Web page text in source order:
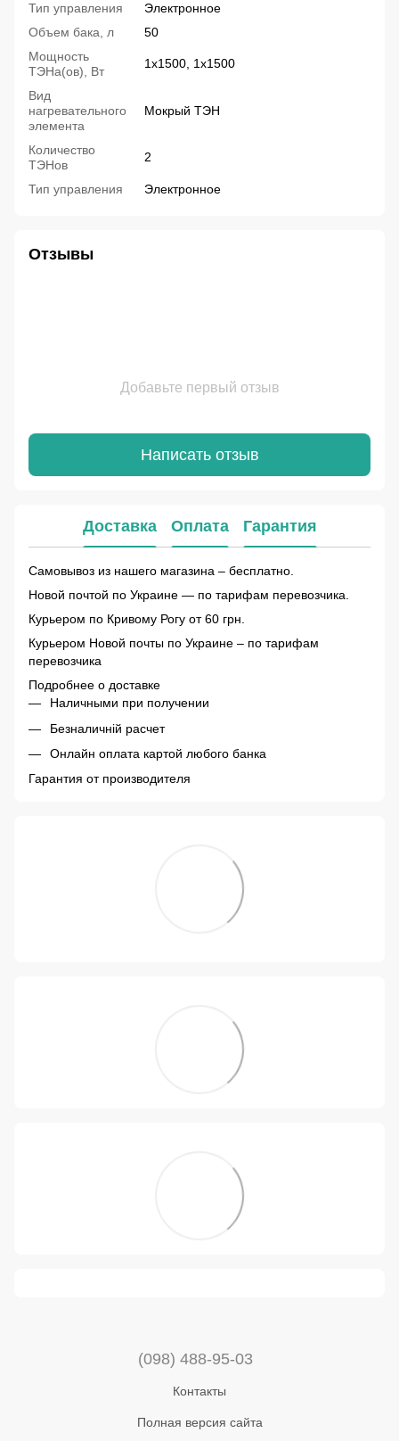
Тип управления
Электронное
Объем бака, л
50
Мощность
ТЭНа(ов), Вт
1х1500, 1х1500
Вид
нагревательного
элемента
Мокрый ТЭН
Количество
ТЭНов
2
Тип управления Электронное
Отзывы
Добавьте первый отзыв
Написать отзыв
Доставка Оплата Гарантия
Самовывоз из нашего магазина – бесплатно.
Новой почтой по Украине — по тарифам перевозчика.
Курьером по Кривому Рогу от 60 грн.
Курьером Новой почты по Украине – по тарифам
перевозчика
Подробнее о доставке
Наличными при получении
Безналичній расчет
Онлайн оплата картой любого банка
Гарантия от производителя
(098) 488-95-03
Контакты
Полная версия сайта